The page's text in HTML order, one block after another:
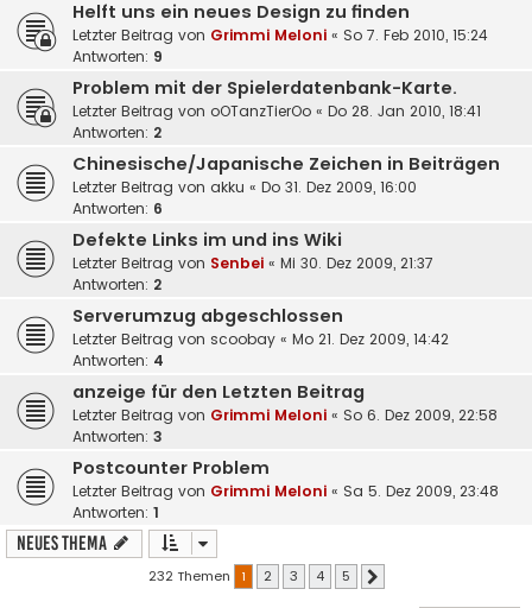
Helft uns ein neues Design zu finden
Letzter Beitrag von Grimmi Meloni « So 7. Feb 2010, 15:24
Antworten: 9
Problem mit der Spielerdatenbank-Karte.
Letzter Beitrag von oOTanzTierOo « Do 28. Jan 2010, 18:41
Antworten: 2
Chinesische/Japanische Zeichen in Beiträgen
Letzter Beitrag von akku « Do 31. Dez 2009, 16:00
Antworten: 6
Defekte Links im und ins Wiki
Letzter Beitrag von Senbei « Mi 30. Dez 2009, 21:37
Antworten: 2
Serverumzug abgeschlossen
Letzter Beitrag von scoobay « Mo 21. Dez 2009, 14:42
Antworten: 4
anzeige für den Letzten Beitrag
Letzter Beitrag von Grimmi Meloni « So 6. Dez 2009, 22:58
Antworten: 3
Postcounter Problem
Letzter Beitrag von Grimmi Meloni « Sa 5. Dez 2009, 23:48
Antworten: 1
Neues Thema
232 Themen 1 2 3 4 5